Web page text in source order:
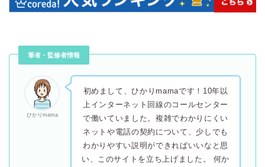
筆者・監修者情報
ひかりmama
初めまして、ひかりmamaです！10年以
上インターネット回線のコールセンター
で働いていました。複雑でわかりにくい
ネットや電話の契約について、少しでも
わかりやすい説明ができればいいなと思
い、このサイトを立ち上げました。 何か